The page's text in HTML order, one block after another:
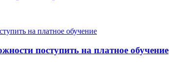
поступить на платное обучение